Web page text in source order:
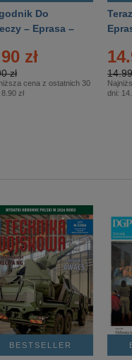
Do
– Eprasa –
zł
zł
cena z ostatnich 30
8.90 zł
dni:
BESTSELLER